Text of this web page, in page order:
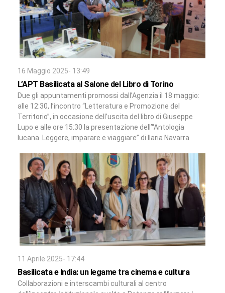
16 Maggio 2025- 13:49
L’APT Basilicata al Salone del Libro di Torino
Due gli appuntamenti promossi dall’Agenzia il 18 maggio:
alle 12:30, l’incontro “Letteratura e Promozione del
Territorio”, in occasione dell’uscita del libro di Giuseppe
Lupo e alle ore 15:30 la presentazione dell’“Antologia
lucana. Leggere, imparare e viaggiare” di Ilaria Navarra
11 Aprile 2025- 17:44
Basilicata e India: un legame tra cinema e cultura
Collaborazioni e interscambi culturali al centro